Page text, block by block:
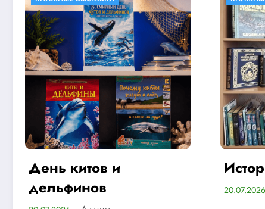
История флота
20.07.2026